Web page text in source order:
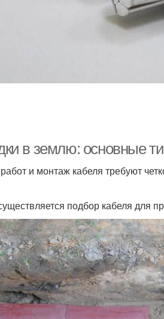
в землю: основные
и монтаж кабеля требуют
подбор кабеля для